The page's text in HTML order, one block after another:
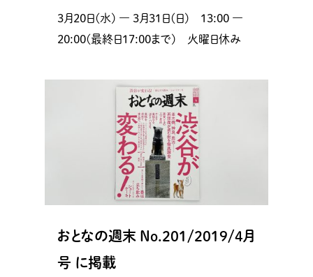
3月20日(水) ― 3月31日(日) 13:00 ―
20:00(最終日17:00まで) 火曜日休み
おとなの週末 No.201/2019/4月
号 に掲載